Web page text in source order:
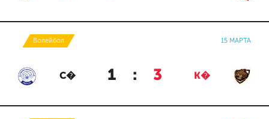
Волейбол 15 МАРТА
С� 1 : 3 К�